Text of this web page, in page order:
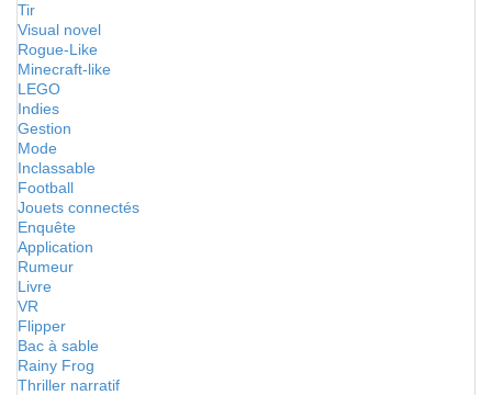
Tir
Visual novel
Rogue-Like
Minecraft-like
LEGO
Indies
Gestion
Mode
Inclassable
Football
Jouets connectés
Enquête
Application
Rumeur
Livre
VR
Flipper
Bac à sable
Rainy Frog
Thriller narratif